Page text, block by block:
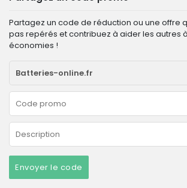
Partagez un code de réduction ou une offre
pas repérés et contribuez à aider les autres
économies !
Envoyer le code